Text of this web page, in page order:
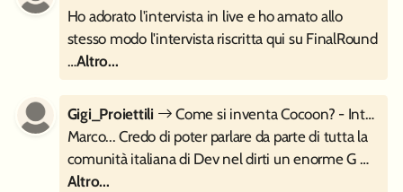
Ho adorato l'intervista in live e ho amato allo
stesso modo l'intervista riscritta qui su FinalRound
…Altro...
Gigi_Proiettili
Come si inventa Cocoon? - Intervista a Geometric Interactive
Marco... Credo di poter parlare da parte di tutta la
comunità italiana di Dev nel dirti un enorme G …
Altro...